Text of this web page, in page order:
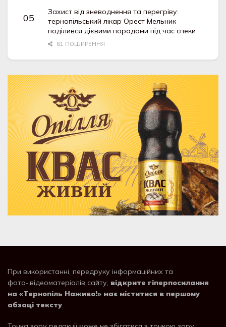
Захист від зневоднення та перегріву:
тернопільський лікар Орест Мельник
поділився дієвими порадами під час спеки
61 ПОШИРЕННЯ
При використанні, передруку інформаційних та
фото-,відеоматеріалів сайту, відкрите гіперпосилання
на «Тернопіль Наживо!» має міститися в першому
абзаці тексту.